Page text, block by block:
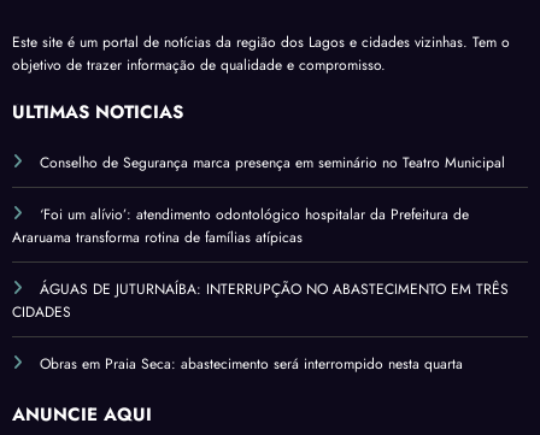
Este site é um portal de notícias da região dos Lagos e cidades vizinhas. Tem o
objetivo de trazer informação de qualidade e compromisso.
ÚLTIMAS NOTÍCIAS
Conselho de Segurança marca presença em seminário no Teatro Municipal
‘Foi um alívio’: atendimento odontológico hospitalar da Prefeitura de
Araruama transforma rotina de famílias atípicas
ÁGUAS DE JUTURNAÍBA: INTERRUPÇÃO NO ABASTECIMENTO EM TRÊS
CIDADES
Obras em Praia Seca: abastecimento será interrompido nesta quarta
ANUNCIE AQUI